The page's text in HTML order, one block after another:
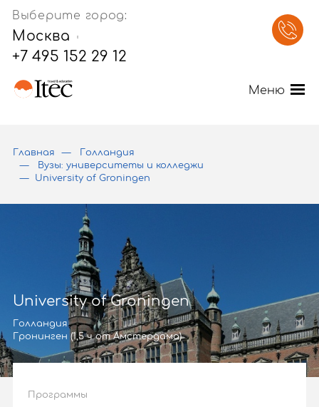
Выберите город:
Москва
+7 495 152 29 12
Меню
Главная
Голландия
Вузы: университеты и колледжи
University of Groningen
University of Groningen
Голландия
Гронинген (1,5 ч от Амстердама)
Программы